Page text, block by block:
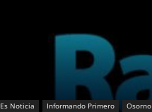
Es Noticia Informando Primero Osorno